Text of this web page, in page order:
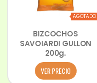
AGOTADO
BIZCOCHOS
SAVOIARDI GULLON
200g.
VER PRECIO